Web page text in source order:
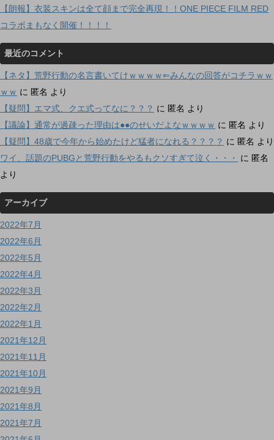
【朗報】衣装スキンは全て顔まで完全再現！！ONE PIECE FILM RED
コラボまもなく開催！！！！
最近のコメント
【ネタ】荒野行動の名言書いてけｗｗｗｗ⇐みんなの回答がコチラｗｗ
ｗｗ に 匿名 より
【疑問】エマ式、クエ式ってなに？？？ に 匿名 より
【議論】通常が過疎った理由は●●のせいだよなｗｗｗｗ に 匿名 より
【疑問】48歳で今年から始めたけど猛者になれる？？？？ に 匿名 より
ワイ、話題のPUBGと荒野行動をやるもクソすぎて泣く・・・
に 匿名
より
アーカイブ
2022年7月
2022年6月
2022年5月
2022年4月
2022年3月
2022年2月
2022年1月
2021年12月
2021年11月
2021年10月
2021年9月
2021年8月
2021年7月